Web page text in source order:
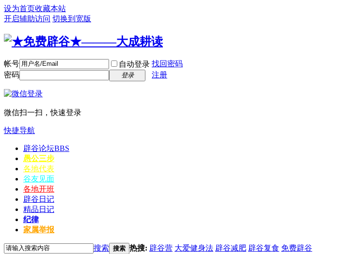
设为首页收藏本站
开启辅助访问 切换到宽版
帐号 自动登录 找回密码
密码
登录 注册
微信扫一扫，快速登录
快捷导航
辟谷论坛BBS
愚公三步
各地代表
谷友见面
各地开班
辟谷日记
精品日记
纪律
家属举报
搜索 搜索 热搜: 辟谷营 大爱健身法 辟谷减肥 辟谷复食 免费辟谷